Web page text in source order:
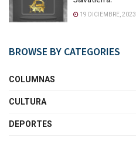
19 DICIEMBRE, 2023
BROWSE BY CATEGORIES
COLUMNAS
CULTURA
DEPORTES